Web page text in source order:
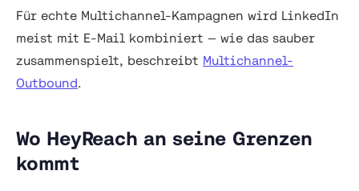
Für echte Multichannel-Kampagnen wird LinkedIn
meist mit E-Mail kombiniert — wie das sauber
zusammenspielt, beschreibt Multichannel-
Outbound.
Wo HeyReach an seine Grenzen
kommt